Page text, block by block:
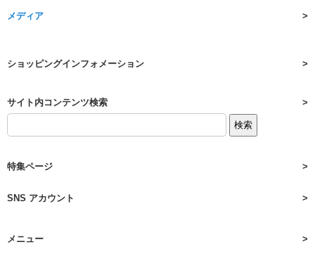
メディア
ショッピングインフォメーション
サイト内コンテンツ検索
特集ページ
SNS アカウント
メニュー